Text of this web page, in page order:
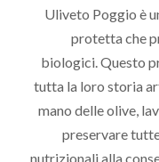
Uliveto Poggio è
protetta che
biologici. Questo
tutta la loro storia
mano delle olive,
preservare
nutrizionali alla